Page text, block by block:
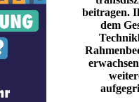
beitragen.
dem